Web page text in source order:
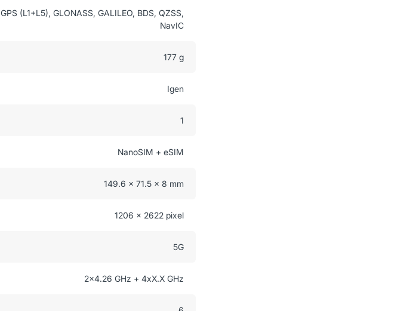
GPS (L1+L5), GLONASS, GALILEO, BDS, QZSS,
NavIC
177 g
Igen
1
NanoSIM + eSIM
149.6 x 71.5 x 8 mm
1206 x 2622 pixel
5G
2x4.26 GHz + 4xX.X GHz